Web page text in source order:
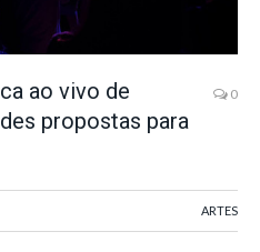
ao vivo de
propostas para
0
ARTES